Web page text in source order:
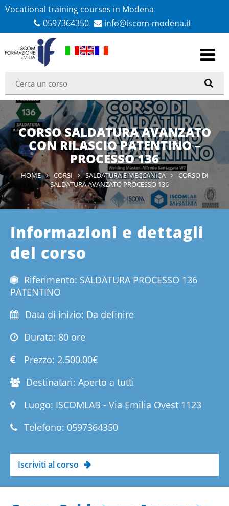
Vocational training courses in Modena
0597364350
info@iscom-modena.it
CORSO SALDATURA AVANZATO
CON RILASCIO PATENTINO –
PROCESSO 136
HOME CORSI SALDATURA E MECCANICA
CORSO DI
SALDATURA AVANZATO PROCESSO 136
Informazioni e dettagli
del corso
Riferimento: SALDATURA PROCESSO 136
PATENTINO
Data di inizio: Da definire
Durata: 80 ore
Prezzo: 2.500,00€
Destinatari: Aperto a tutti
Luogo: ISCOMLAB - Via Emilia Ovest 1123
Telefono: 0597364350
Iscriviti al corso